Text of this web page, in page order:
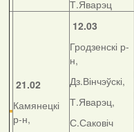
Т.Яварэц
21.02
Камянецкі
р-н,
12.03
Гродзенскі р-
н,
Дз.Вінчэўскі,
Т.Яварэц,
С.Саковіч